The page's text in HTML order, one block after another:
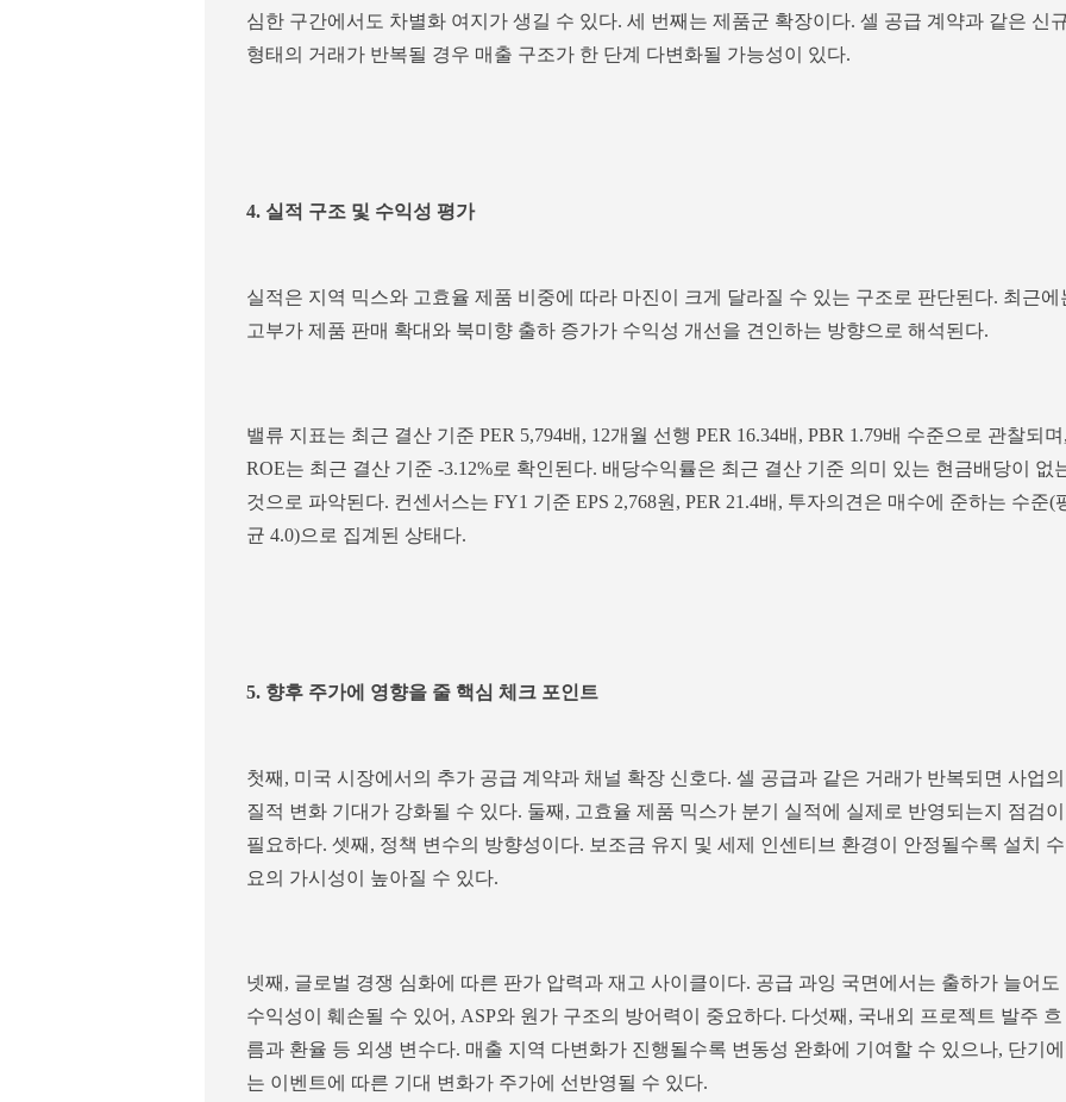
심한 구간에서도 차별화 여지가 생길 수 있다. 세 번째는 제품군 확장이다. 셀 공급 계약과 같은 신
형태의 거래가 반복될 경우 매출 구조가 한 단계 다변화될 가능성이 있다.
4. 실적 구조 및 수익성 평가
실적은 지역 믹스와 고효율 제품 비중에 따라 마진이 크게 달라질 수 있는 구조로 판단된다. 최근에
고부가 제품 판매 확대와 북미향 출하 증가가 수익성 개선을 견인하는 방향으로 해석된다.
밸류 지표는 최근 결산 기준 PER 5,794배, 12개월 선행 PER 16.34배, PBR 1.79배 수준으로 관찰되며,
ROE는 최근 결산 기준 -3.12%로 확인된다. 배당수익률은 최근 결산 기준 의미 있는 현금배당이 없
것으로 파악된다. 컨센서스는 FY1 기준 EPS 2,768원, PER 21.4배, 투자의견은 매수에 준하는 수준(
균 4.0)으로 집계된 상태다.
5. 향후 주가에 영향을 줄 핵심 체크 포인트
첫째, 미국 시장에서의 추가 공급 계약과 채널 확장 신호다. 셀 공급과 같은 거래가 반복되면 사업의
질적 변화 기대가 강화될 수 있다. 둘째, 고효율 제품 믹스가 분기 실적에 실제로 반영되는지 점검이
필요하다. 셋째, 정책 변수의 방향성이다. 보조금 유지 및 세제 인센티브 환경이 안정될수록 설치 수
요의 가시성이 높아질 수 있다.
넷째, 글로벌 경쟁 심화에 따른 판가 압력과 재고 사이클이다. 공급 과잉 국면에서는 출하가 늘어도
수익성이 훼손될 수 있어, ASP와 원가 구조의 방어력이 중요하다. 다섯째, 국내외 프로젝트 발주 흐
름과 환율 등 외생 변수다. 매출 지역 다변화가 진행될수록 변동성 완화에 기여할 수 있으나, 단기에
는 이벤트에 따른 기대 변화가 주가에 선반영될 수 있다.